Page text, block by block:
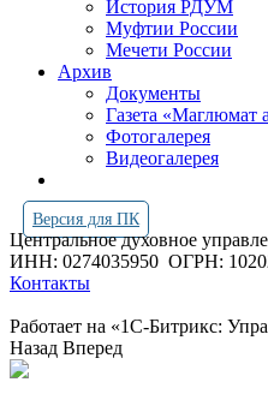
История РДУМ
Муфтии России
Мечети России
Архив
Документы
Газета «Маглюмат
Фотогалерея
Видеогалерея
Версия для ПК
Центральное духовное
ИНН: 0274035950 ОГРН:
Контакты
Работает на «1С-Битрикс:
Назад Вперед